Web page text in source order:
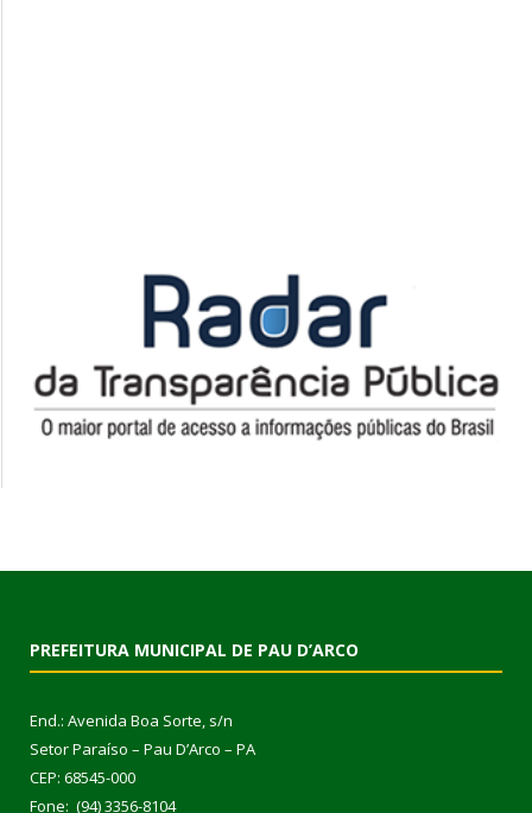
PREFEITURA MUNICIPAL DE PAU D’ARCO
End.: Avenida Boa Sorte, s/n
Setor Paraíso – Pau D’Arco – PA
CEP: 68545-000
Fone: (94) 3356-8104